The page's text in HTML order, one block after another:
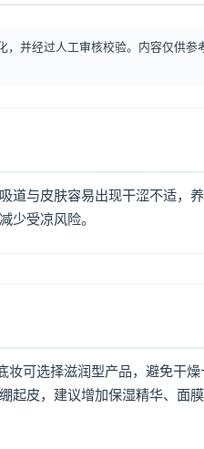
并经过人工审核校验。内容仅供参
与皮肤容易出现干涩不适，
少受凉风险。
可选择滋润型产品，避免干
起皮，建议增加保湿精华、面